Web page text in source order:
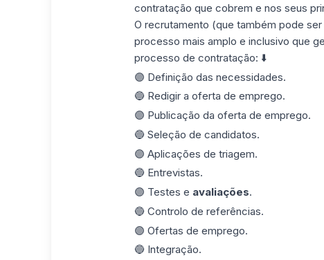
contratação que cobrem e nos seus
O recrutamento (que também pode
processo mais amplo e inclusivo que
processo de contratação: ⬇️
🟣 Definição das necessidades.
🔵 Redigir a oferta de emprego.
🟣 Publicação da oferta de emprego.
🔵 Seleção de candidatos.
🟣 Aplicações de triagem.
🔵 Entrevistas.
🟣 Testes e avaliações.
🔵 Controlo de referências.
🟣 Ofertas de emprego.
🔵 Integração.